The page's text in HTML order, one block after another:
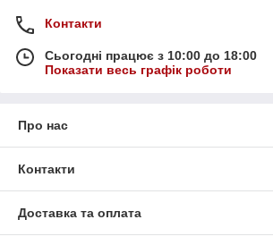
Контакти
Сьогодні працює з 10:00 до 18:00
Показати весь графік роботи
Про нас
Контакти
Доставка та оплата